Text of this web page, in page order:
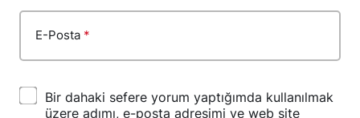
E-Posta *
Bir dahaki sefere yorum yaptığımda kullanılmak
üzere adımı, e-posta adresimi ve web site